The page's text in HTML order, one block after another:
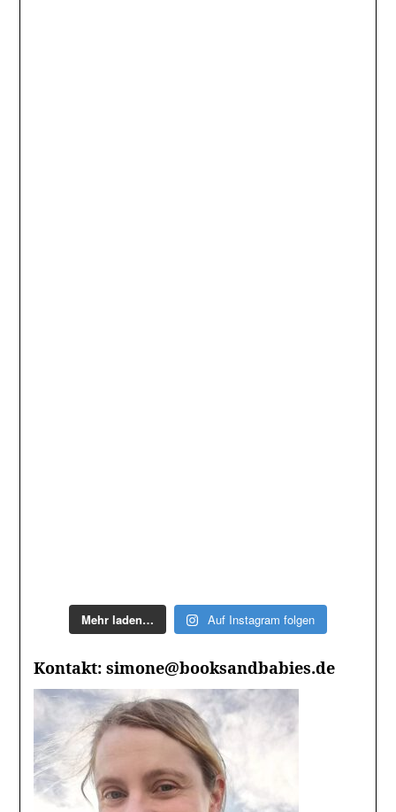
Mehr laden… Auf Instagram folgen
Kontakt: simone@booksandbabies.de